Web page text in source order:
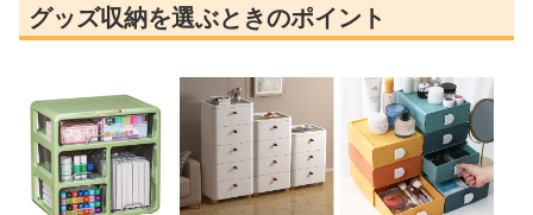
グッズ収納を選ぶときのポイント